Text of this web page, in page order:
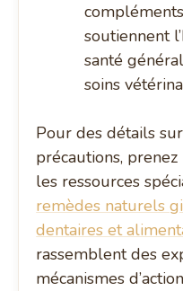
soutiennent
santé
soins
Pour des détails
précautions,
les ressources
remèdes naturels
dentaires et
rassemblent des
mécanismes